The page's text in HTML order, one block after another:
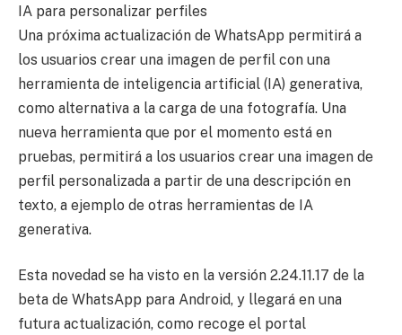
IA para personalizar perfiles
Una próxima actualización de WhatsApp permitirá a
los usuarios crear una imagen de perfil con una
herramienta de inteligencia artificial (IA) generativa,
como alternativa a la carga de una fotografía. Una
nueva herramienta que por el momento está en
pruebas, permitirá a los usuarios crear una imagen de
perfil personalizada a partir de una descripción en
texto, a ejemplo de otras herramientas de IA
generativa.
Esta novedad se ha visto en la versión 2.24.11.17 de la
beta de WhatsApp para Android, y llegará en una
futura actualización, como recoge el portal